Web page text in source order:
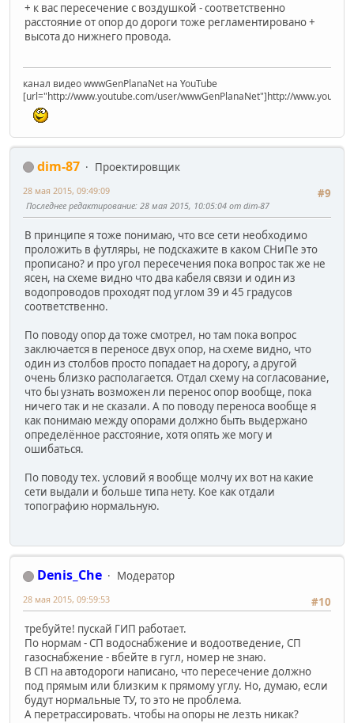
+ к вас пересечение с воздушкой - соответственно
расстояние от опор до дороги тоже регламентировано +
высота до нижнего провода.
канал видео wwwGenPlanaNet на YouTube
[url="http://www.youtube.com/user/wwwGenPlanaNet"]http://
dim-87
Проектировщик
#9
28 мая 2015, 09:49:09
Последнее редактирование: 28 мая 2015, 10:05:04 от dim-87
В принципе я тоже понимаю, что все сети необходимо
проложить в футляры, не подскажите в каком СНиПе это
прописано? и про угол пересечения пока вопрос так же не
ясен, на схеме видно что два кабеля связи и один из
водопроводов проходят под углом 39 и 45 градусов
соответственно.
По поводу опор да тоже смотрел, но там пока вопрос
заключается в переносе двух опор, на схеме видно, что
один из столбов просто попадает на дорогу, а другой
очень близко располагается. Отдал схему на согласование,
что бы узнать возможен ли перенос опор вообще, пока
ничего так и не сказали. А по поводу переноса вообще я
как понимаю между опорами должно быть выдержано
определённое расстояние, хотя опять же могу и
ошибаться.
По поводу тех. условий я вообще молчу их вот на какие
сети выдали и больше типа нету. Кое как отдали
топографию нормальную.
Denis_Che
Модератор
#10
28 мая 2015, 09:59:53
требуйте! пускай ГИП работает.
По нормам - СП водоснабжение и водоотведение, СП
газоснабжение - вбейте в гугл, номер не знаю.
В СП на автодороги написано, что пересечение должно
под прямым или близким к прямому углу. Но, думаю, если
будут нормальные ТУ, то это не проблема.
А перетрассировать. чтобы на опоры не лезть никак?